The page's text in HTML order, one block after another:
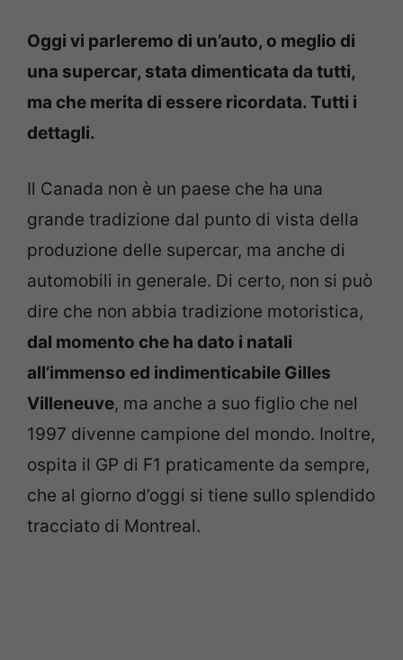
Oggi vi parleremo di un’auto, o meglio di
una supercar, stata dimenticata da tutti,
ma che merita di essere ricordata. Tutti i
dettagli.
Il Canada non è un paese che ha una
grande tradizione dal punto di vista della
produzione delle supercar, ma anche di
automobili in generale. Di certo, non si può
dire che non abbia tradizione motoristica,
dal momento che ha dato i natali
all’immenso ed indimenticabile Gilles
Villeneuve, ma anche a suo figlio che nel
1997 divenne campione del mondo. Inoltre,
ospita il GP di F1 praticamente da sempre,
che al giorno d’oggi si tiene sullo splendido
tracciato di Montreal.